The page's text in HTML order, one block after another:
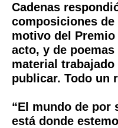
Cadenas
composiciones de
motivo del Premio
acto, y de
material
publicar. Todo un
“El mundo de por
está donde